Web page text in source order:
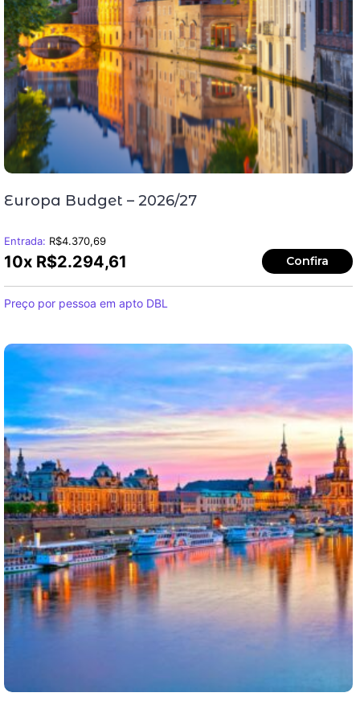
Europa Budget – 2026/27
Entrada: R$4.370,69
10x R$2.294,61 Confira
Preço por pessoa em apto DBL